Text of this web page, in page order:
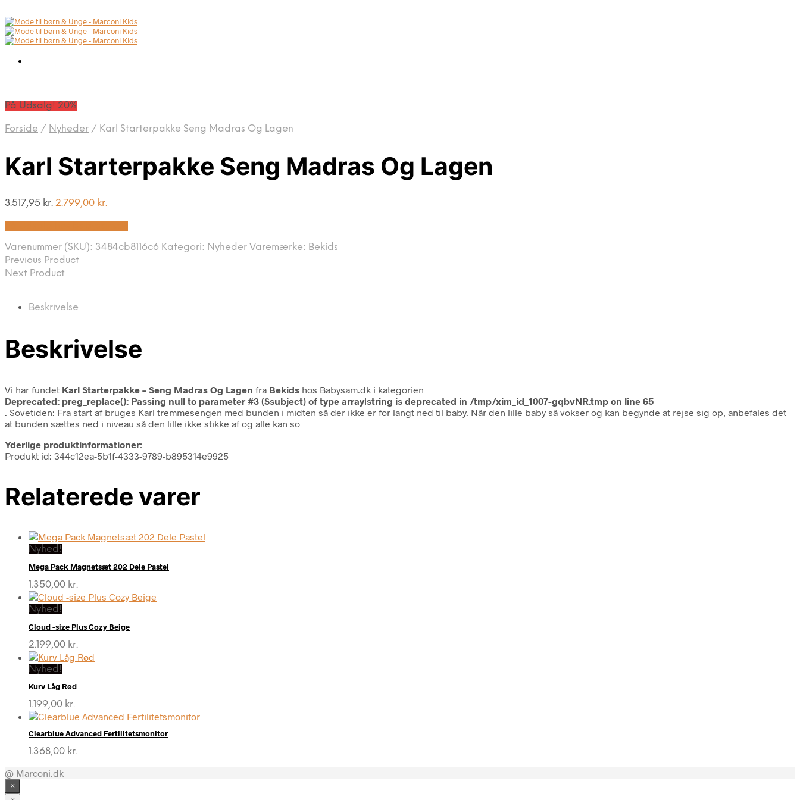
På Udsalg! 20%
Forside / Nyheder / Karl Starterpakke Seng Madras Og Lagen
Karl Starterpakke Seng Madras Og Lagen
3.517,95kr. Den
3.517,95 kr..
2.799,00 kr.
2.799,00 kr..
Varenummer (SKU): 3484cb8116c6 Kategori: Nyheder Varemærke: Bekids
Previous Product
Next Product
Beskrivelse
Beskrivelse
Vi har fundet Karl Starterpakke – Seng Madras Og Lagen fra Bekids hos Babysam.dk i kategorien
Deprecated: preg_replace(): Passing null to parameter #3 ($subject) of type array|string is deprecated in /tmp/xim_id_1007-gqbvNR.tmp on line 65
. Sovetiden: Fra start af bruges Karl tremmesengen med bunden i midten så der ikke er for langt ned til baby. Når den lille baby så vokser og kan begynde at rejse sig op, anbefales det
at bunden sættes ned i niveau så den lille ikke stikke af og alle kan so
Yderlige produktinformationer:
Produkt id: 344c12ea-5b1f-4333-9789-b895314e9925
Relaterede varer
Nyhed!
Mega Pack Magnetsæt 202 Dele Pastel
1.350,00 kr.
Nyhed!
Cloud -size Plus Cozy Beige
2.199,00 kr.
Nyhed!
Kurv Låg Rød
1.199,00 kr.
Clearblue Advanced Fertilitetsmonitor
1.368,00 kr.
@ Marconi.dk
×